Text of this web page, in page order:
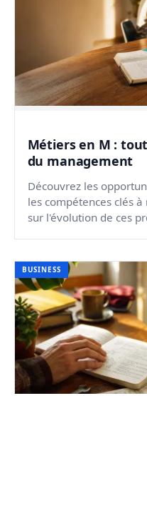
Métiers en M :
du management
Découvrez les
les compétences clés
sur l'évolution de ces
BUSINESS